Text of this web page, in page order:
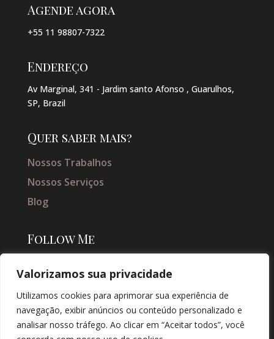
Valorizamos sua privacidade
Utilizamos cookies para aprimorar sua experiência de
navegação, exibir anúncios ou conteúdo personalizado e
analisar nosso tráfego. Ao clicar em “Aceitar todos”, você
Agende agora
+55 11 98807-7322
Endereço
Av Marginal, 341 - Jardim santo Afonso , Guarulhos,
SP, Brazil
Quer saber mais?
Nossos Trabalhos
Nossos Serviços
Blog
Follow Me